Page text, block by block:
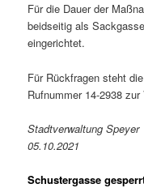
Für die Dauer der
beidseitig als
eingerichtet.
Für Rückfragen steht
Rufnummer 14-2938 zur
Stadtverwaltung Speyer
05.10.2021
Schustergasse